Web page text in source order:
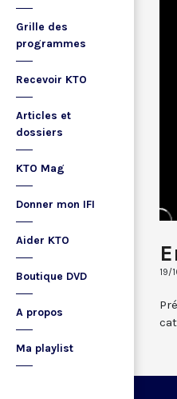
Grille des
programmes
Recevoir KTO
Articles et
dossiers
KTO Mag
Donner mon IFI
Aider KTO
Boutique DVD
A propos
Ma playlist
19/